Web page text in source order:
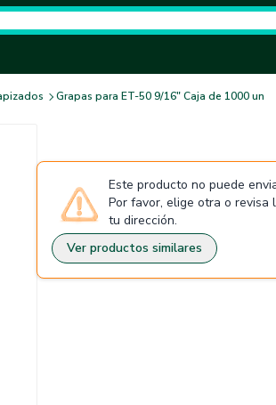
Grapas para ET-50 9/16" Caja de 1000 un
Este producto no puede
Por favor, elige otra o revisa
tu dirección.
Ver productos similares